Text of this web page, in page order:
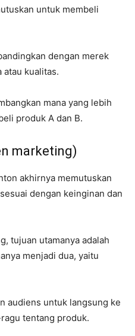
untuk membeli
dengan merek
atau kualitas.
mana yang lebih
produk A dan B.
marketing)
akhirnya memutuskan
dengan keinginan dan
tujuan utamanya adalah
menjadi dua, yaitu
audiens untuk langsung ke
tentang produk.